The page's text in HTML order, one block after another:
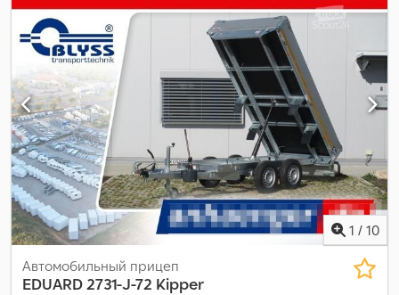
1 / 10
Автомобильный прицеп
EDUARD2731-J-72 Kipper